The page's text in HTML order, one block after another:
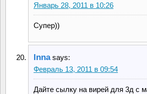
Январь 28, 2011 в 10:26
Супер))
Inna says:
Февраль 13, 2011 в 09:54
Дайте сылку на вирей для 3д с